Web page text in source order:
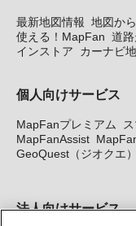
最新地図情報 地図か
使える！MapFan 道
インストア
カーナビ
個人向けサービス
MapFanプレミアム
MapFanAssist
GeoQuest（ジオクエ）
法人向けサービス